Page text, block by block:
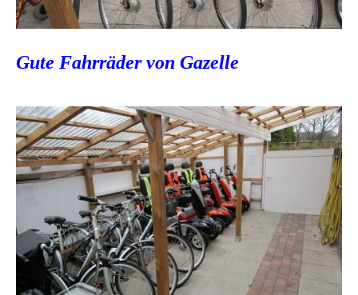
Gute Fahrräder von Gazelle